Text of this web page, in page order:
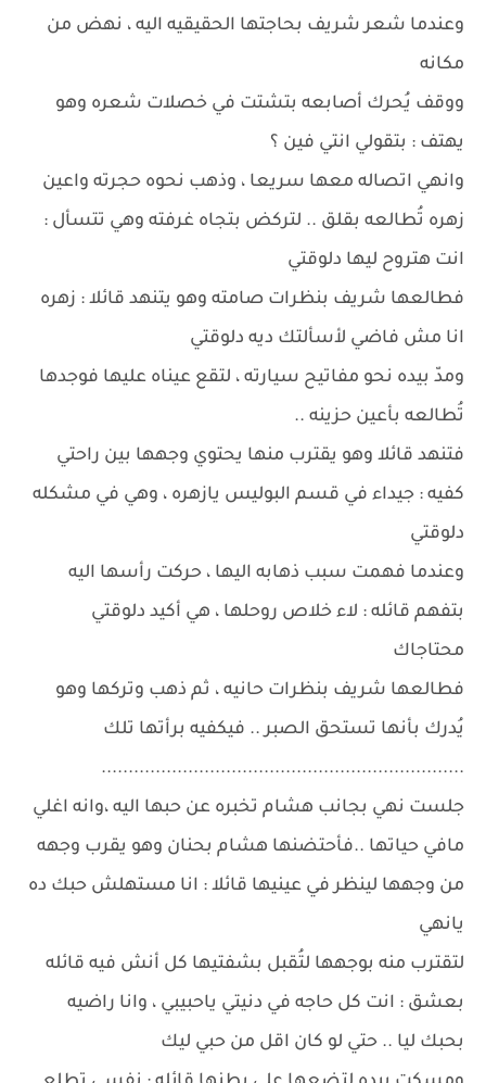
وعندما شعر شريف بحاجتها الحقيقيه اليه ، نهض من
مكانه
ووقف يُحرك أصابعه بتشتت في خصلات شعره وهو
يهتف : بتقولي انتي فين ؟
وانهي اتصاله معها سريعا ، وذهب نحوه حجرته واعين
زهره تُطالعه بقلق .. لتركض بتجاه غرفته وهي تتسأل :
انت هتروح ليها دلوقتي
فطالعها شريف بنظرات صامته وهو يتنهد قائلا : زهره
انا مش فاضي لأسألتك ديه دلوقتي
ومدّ بيده نحو مفاتيح سيارته ، لتقع عيناه عليها فوجدها
تُطالعه بأعين حزينه ..
فتنهد قائلا وهو يقترب منها يحتوي وجهها بين راحتي
كفيه : جيداء في قسم البوليس يازهره ، وهي في مشكله
دلوقتي
وعندما فهمت سبب ذهابه اليها ، حركت رأسها اليه
بتفهم قائله : لاء خلاص روحلها ، هي أكيد دلوقتي
محتاجاك
فطالعها شريف بنظرات حانيه ، ثم ذهب وتركها وهو
يُدرك بأنها تستحق الصبر .. فيكفيه برأتها تلك
...................................................................
جلست نهي بجانب هشام تخبره عن حبها اليه ،وانه اغلي
مافي حياتها ..فأحتضنها هشام بحنان وهو يقرب وجهه
من وجهها لينظر في عينيها قائلا : انا مستهلش حبك ده
يانهي
لتقترب منه بوجهها لتُقبل بشفتيها كل أنش فيه قائله
بعشق : انت كل حاجه في دنيتي ياحبيبي ، وانا راضيه
بحبك ليا .. حتي لو كان اقل من حبي ليك